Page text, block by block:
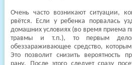
Очень часто возникают ситуации,
рвётся. Если у ребенка порвалась
домашних условиях (во время приема
травмы и т.п.), то первым
обеззараживающее средство, которым
Это позволит снизить вероятность